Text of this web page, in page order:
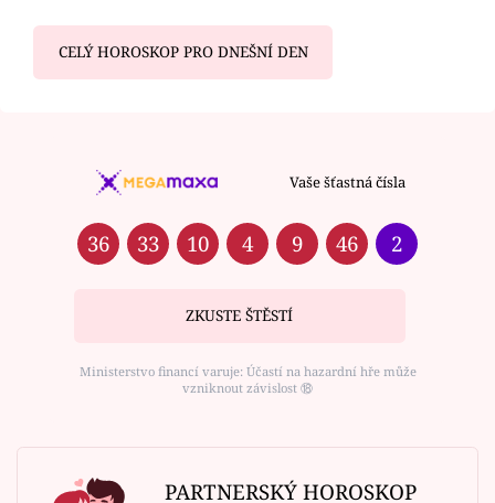
CELÝ HOROSKOP PRO DNEŠNÍ DEN
Vaše šťastná čísla
36 33 10 4 9 46 2
ZKUSTE ŠTĚSTÍ
Ministerstvo financí varuje: Účastí na hazardní hře může
vzniknout závislost ⑱
PARTNERSKÝ HOROSKOP